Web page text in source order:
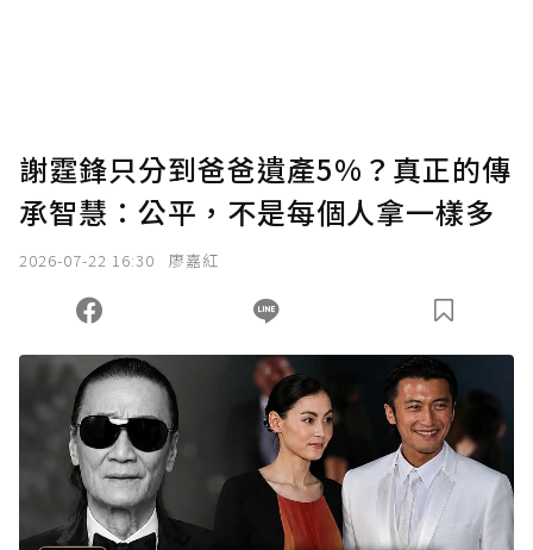
謝霆鋒只分到爸爸遺產5%？真正的傳
承智慧：公平，不是每個人拿一樣多
2026-07-22 16:30 廖嘉紅